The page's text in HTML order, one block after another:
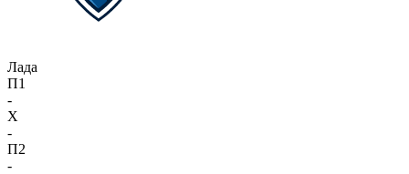
Лада
П1
-
X
-
П2
-